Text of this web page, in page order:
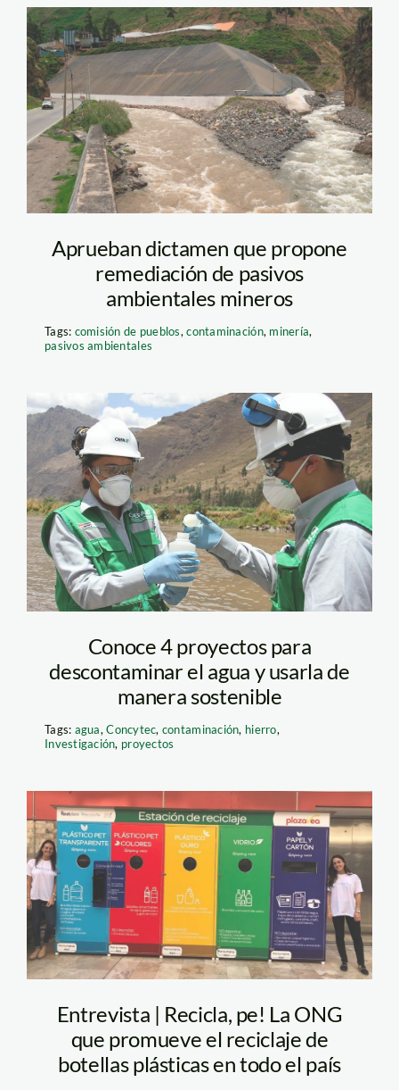
cerro-tamboraque—
mineria—pasivos-
mineros—spda
Aprueban dictamen que propone
remediación de pasivos
ambientales mineros
Tags: comisión de pueblos,contaminación, minería,
pasivos ambientales
minería – oefa
Conoce 4 proyectos para
descontaminar el agua y usarla de
manera sostenible
Tags: agua,Concytec, contaminación, hierro,
Investigación, proyectos
ESTACION DE
RECICLAJE REAL
PLAZA CENTRO
CIVICO
Entrevista | Recicla, pe! La ONG
que promueve el reciclaje de
botellas plásticas en todo el país